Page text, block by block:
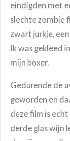
eindigden met
slechte zombie
zwart jurkje,
Ik was gekleed
mijn boxer.
Gedurende de
geworden en
deze film is
derde glas wijn